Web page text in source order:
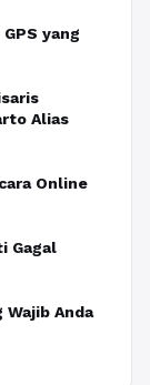
yang
Alias
Online
Gagal
Wajib Anda